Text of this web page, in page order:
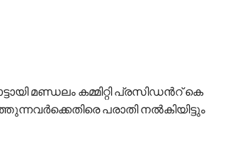
മണ്ഡലം കമ്മിറ്റി പ്രസിഡൻറ് കെ
പരാതി നൽകിയിട്ടും